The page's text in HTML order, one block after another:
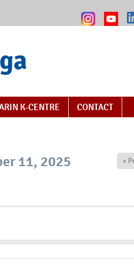
K-CENTRE CONTACT
11, 2025 «